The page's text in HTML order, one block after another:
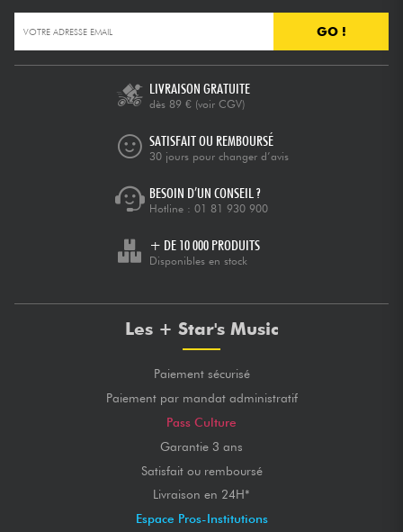
GO !
LIVRAISON GRATUITE
dès 89 € (voir CGV)
SATISFAIT OU REMBOURSÉ
30 jours pour changer d’avis
BESOIN D’UN CONSEIL ?
Hotline : 01 81 930 900
+ DE 10 000 PRODUITS
Disponibles en stock
Les + Star's Music
Paiement sécurisé
Paiement par mandat administratif
Pass Culture
Garantie 3 ans
Satisfait ou remboursé
Livraison en 24H*
Espace Pros-Institutions